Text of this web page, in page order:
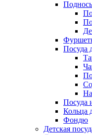
Посуда
Посуда
Кольца
Фондю
Детская